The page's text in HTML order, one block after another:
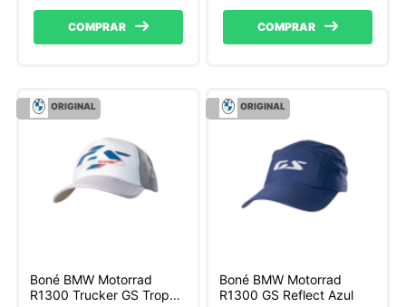
COMPRAR COMPRAR
ORIGINAL
Boné BMW Motorrad
R1300 Trucker GS Trophy
ORIGINAL
Boné BMW Motorrad
R1300 GS Reflect Azul